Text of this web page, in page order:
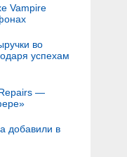
Vampire
во
успехам
—
добавили в